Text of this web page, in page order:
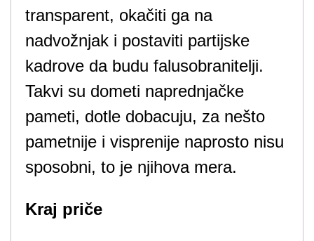
transparent, okačiti ga na
nadvožnjak i postaviti partijske
kadrove da budu falusobranitelji.
Takvi su dometi naprednjačke
pameti, dotle dobacuju, za nešto
pametnije i visprenije naprosto nisu
sposobni, to je njihova mera.
Kraj priče